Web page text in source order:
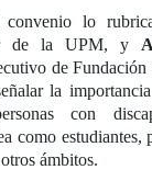
lo
de la UPM, y
de
la
con
como estudiantes,
ámbitos.